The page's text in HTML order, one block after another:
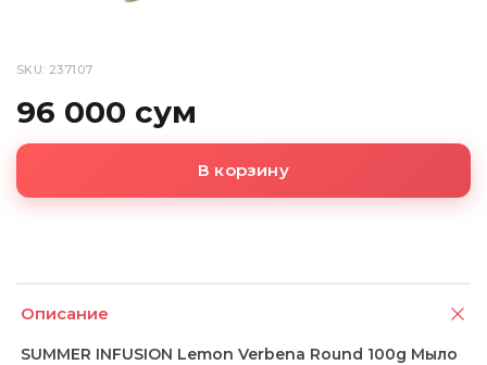
SKU: 237107
96 000 сум
В корзину
Описание
SUMMER INFUSION Lemon Verbena Round 100g Мыло